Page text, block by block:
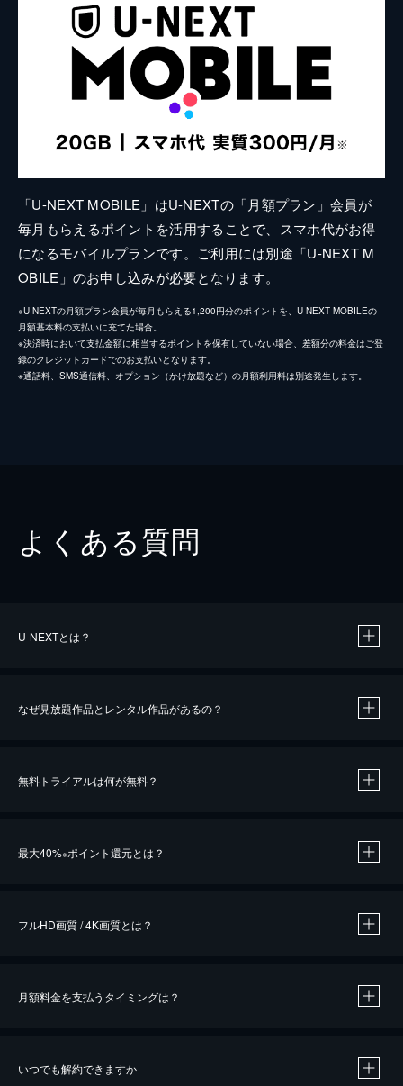
「U-NEXT MOBILE」はU-NEXTの「月額プラン」会員が
毎月もらえるポイントを活用することで、スマホ代がお得
になるモバイルプランです。ご利用には別途「U-NEXT M
OBILE」のお申し込みが必要となります。
※U-NEXTの月額プラン会員が毎月もらえる1,200円分のポイントを、U-NEXT MOBILEの
月額基本料の支払いに充てた場合。
※決済時において支払金額に相当するポイントを保有していない場合、差額分の料金はご登
録のクレジットカードでのお支払いとなります。
※通話料、SMS通信料、オプション（かけ放題など）の月額利用料は別途発生します。
よくある質問
U-NEXTとは？
なぜ見放題作品とレンタル作品があるの？
無料トライアルは何が無料？
最大40%※ポイント還元とは？
※40％ポイント還元の対象は、クレジットカード決済による作品の購入 / レンタルです。
フルHD画質 / 4K画質とは？
月額料金を支払うタイミングは？
いつでも解約できますか